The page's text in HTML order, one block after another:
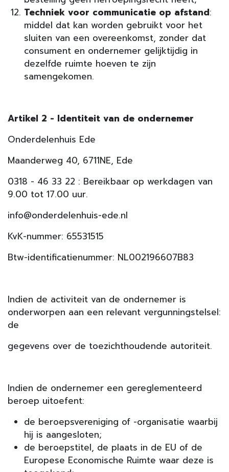
Techniek voor communicatie op afstand:
middel dat kan worden gebruikt voor het
sluiten van een overeenkomst, zonder dat
consument en ondernemer gelijktijdig in
dezelfde ruimte hoeven te zijn
samengekomen.
Artikel 2 - Identiteit van de ondernemer
Onderdelenhuis Ede
Maanderweg 40, 6711NE, Ede
0318 - 46 33 22 : Bereikbaar op werkdagen van
9.00 tot 17.00 uur.
info@onderdelenhuis-ede.nl
KvK-nummer: 65531515
Btw-identificatienummer: NL002196607B83
Indien de activiteit van de ondernemer is
onderworpen aan een relevant vergunningstelsel:
de
gegevens over de toezichthoudende autoriteit.
Indien de ondernemer een gereglementeerd
beroep uitoefent:
de beroepsvereniging of -organisatie waarbij
hij is aangesloten;
de beroepstitel, de plaats in de EU of de
Europese Economische Ruimte waar deze is